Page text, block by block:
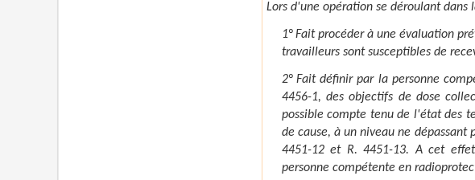
Lors d'une opération se déroulant
1° Fait procéder à une évaluation
travailleurs sont susceptibles de
2° Fait définir par la personne
4456-1, des objectifs de dose
possible compte tenu de l'état des
de cause, à un niveau ne dépassant
4451-12 et R. 4451-13. A cet
personne compétente en